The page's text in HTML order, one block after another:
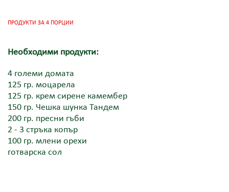
ПРОДУКТИ ЗА 4 ПОРЦИИ
Необходими продукти:
4 големи домата
125 гр. моцарела
125 гр. крем сирене камембер
150 гр. Чешка шунка Тандем
200 гр. пресни гъби
2 - 3 стръка копър
100 гр. млени орехи
готварска сол